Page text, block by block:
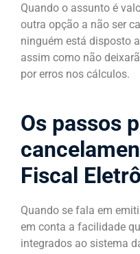
Quando o assunto é
outra opção a não ser
ninguém está disposto
assim como não
por erros nos cálculos.
Os passos
Fiscal
Quando se fala em
em conta a facilidade
integrados ao sistema